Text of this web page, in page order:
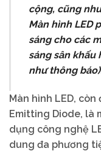
cộng, cũng
Màn hình LED
sáng cho các
sáng sân khấu
như thông
Màn hình LED,
Emitting Diode, là
dụng công nghệ
dung đa phương